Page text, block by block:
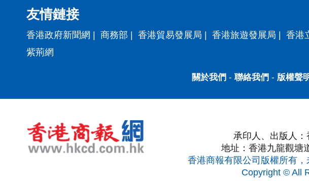
友情鏈接
香港政府新聞網 | 商務部 | 香港貿易發展局 | 香港旅遊發展局 | 香港
紫荊網
關於我們 - 聯絡我們 - 版權聲
承印人、出版人：
地址：香港九龍觀塘
香港商報有限公司版權所有，
Copyright © All